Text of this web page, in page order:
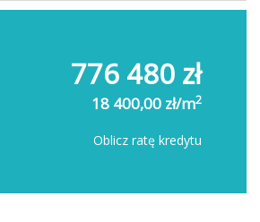
776 480 zł
18 400,00 zł/m2
Oblicz ratę kredytu